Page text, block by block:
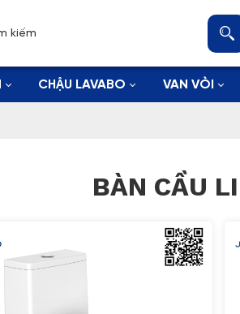
CHẬU LAVABO VAN VÒI
BÀN CẦU